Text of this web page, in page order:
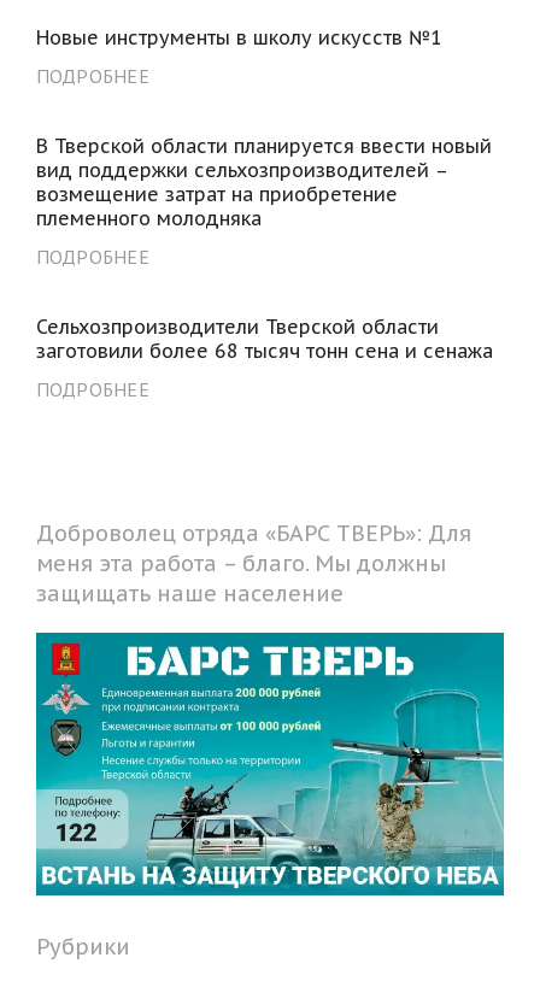
Новые инструменты в школу искусств №1
ПОДРОБНЕЕ
В Тверской области планируется ввести новый
вид поддержки сельхозпроизводителей –
возмещение затрат на приобретение
племенного молодняка
ПОДРОБНЕЕ
Сельхозпроизводители Тверской области
заготовили более 68 тысяч тонн сена и сенажа
ПОДРОБНЕЕ
Доброволец отряда «БАРС ТВЕРЬ»: Для
меня эта работа – благо. Мы должны
защищать наше население
Рубрики